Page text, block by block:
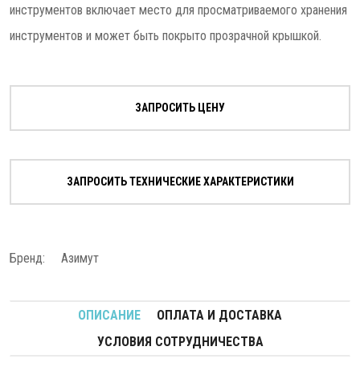
инструментов включает место для просматриваемого хранения
инструментов и может быть покрыто прозрачной крышкой.
ЗАПРОСИТЬ ЦЕНУ
ЗАПРОСИТЬ ТЕХНИЧЕСКИЕ ХАРАКТЕРИСТИКИ
Бренд: Азимут
ОПИСАНИЕ
ОПЛАТА И ДОСТАВКА
УСЛОВИЯ СОТРУДНИЧЕСТВА